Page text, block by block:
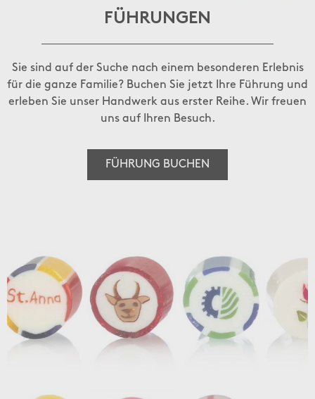
FÜHRUNGEN
Sie sind auf der Suche nach einem besonderen Erlebnis
für die ganze Familie? Buchen Sie jetzt Ihre Führung und
erleben Sie unser Handwerk aus erster Reihe. Wir freuen
uns auf Ihren Besuch.
FÜHRUNG BUCHEN